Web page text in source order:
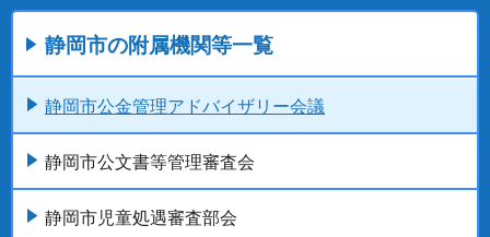
静岡市の附属機関等一覧
静岡市公金管理アドバイザリー会議
静岡市公文書等管理審査会
静岡市児童処遇審査部会